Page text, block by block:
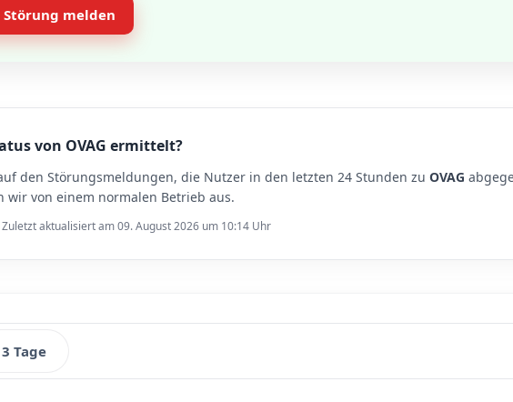
Störung melden
von OVAG ermittelt?
den Störungsmeldungen, die Nutzer in den letzten 24 Stunden zu OVAG
wir von einem normalen Betrieb aus.
aktualisiert am 09. August 2026 um 10:14 Uhr
3 Tage